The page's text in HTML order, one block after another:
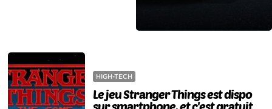
HIGH-TECH
Le jeu Stranger Things est dispo
sur smartphone, et c'est gratuit